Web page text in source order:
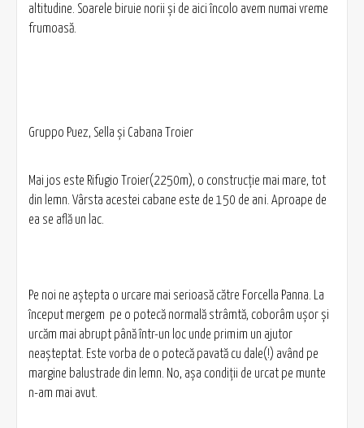
altitudine. Soarele biruie norii şi de aici încolo avem numai vreme
frumoasă.
Gruppo Puez, Sella şi Cabana Troier
Mai jos este Rifugio Troier(2250m), o construcţie mai mare, tot
din lemn. Vârsta acestei cabane este de 150 de ani. Aproape de
ea se află un lac.
Pe noi ne aştepta o urcare mai serioasă către Forcella Panna. La
început mergem pe o potecă normală strâmtă, coborâm uşor şi
urcăm mai abrupt până într-un loc unde primim un ajutor
neaşteptat. Este vorba de o potecă pavată cu dale(!) având pe
margine balustrade din lemn. No, aşa condiţii de urcat pe munte
n-am mai avut.